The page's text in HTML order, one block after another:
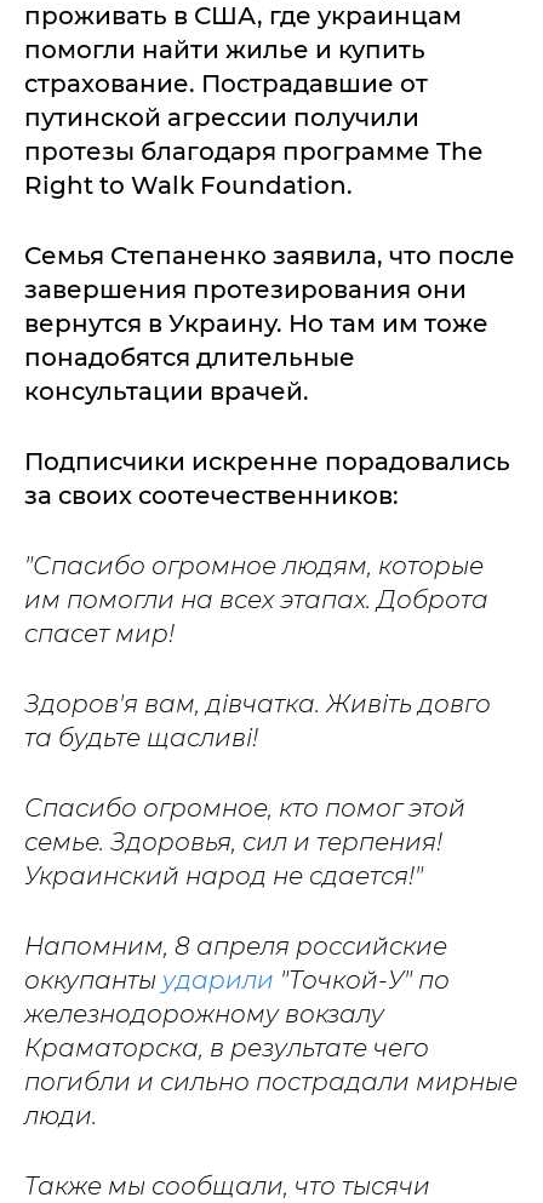
проживать в США, где украинцам
помогли найти жилье и купить
страхование. Пострадавшие от
путинской агрессии получили
протезы благодаря программе The
Right to Walk Foundation.
Семья Степаненко заявила, что после
завершения протезирования они
вернутся в Украину. Но там им тоже
понадобятся длительные
консультации врачей.
Подписчики искренне порадовались
за своих соотечественников:
"Спасибо огромное людям, которые
им помогли на всех этапах. Доброта
спасет мир!
Здоров'я вам, дівчатка. Живіть довго
та будьте щасливі!
Спасибо огромное, кто помог этой
семье. Здоровья, сил и терпения!
Украинский народ не сдается!"
Напомним, 8 апреля российские
оккупанты ударили "Точкой-У" по
железнодорожному вокзалу
Краматорска, в результате чего
погибли и сильно пострадали мирные
люди.
Также мы сообщали, что тысячи